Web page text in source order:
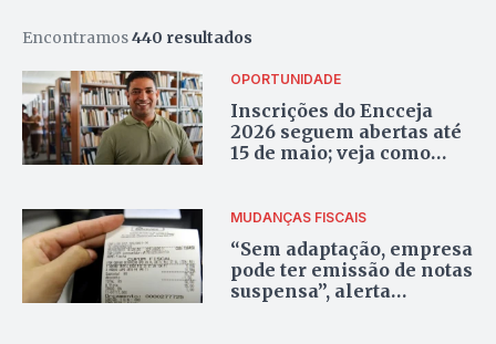
Encontramos440 resultados
OPORTUNIDADE
Inscrições do Encceja
2026 seguem abertas até
15 de maio; veja como
MUDANÇAS FISCAIS
“Sem adaptação, empresa
pode ter emissão de notas
suspensa”, alerta